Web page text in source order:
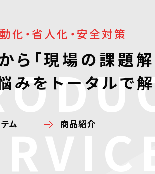
化・省人化・安全対策
から「現場の課題解
みをトータルで
ム 商品紹介